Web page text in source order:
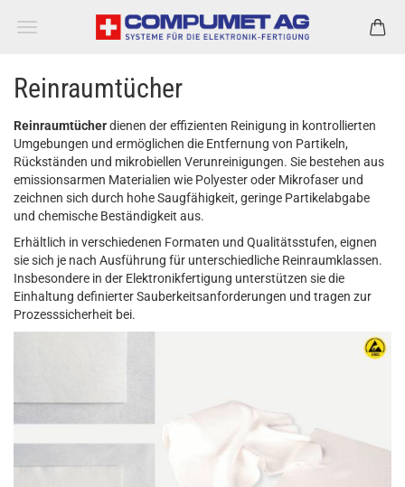
Reinraumtücher
Reinraumtücherdienen der effizienten Reinigung in kontrollierten
Umgebungen und ermöglichen die Entfernung von Partikeln,
Rückständen und mikrobiellen Verunreinigungen. Sie bestehen aus
emissionsarmen Materialien wie Polyester oder Mikrofaser und
zeichnen sich durch hohe Saugfähigkeit, geringe Partikelabgabe
und chemische Beständigkeit aus.
Erhältlich in verschiedenen Formaten und Qualitätsstufen, eignen
sie sich je nach Ausführung für unterschiedliche Reinraumklassen.
Insbesondere in der Elektronikfertigung unterstützen sie die
Einhaltung definierter Sauberkeitsanforderungen und tragen zur
Prozesssicherheit bei.